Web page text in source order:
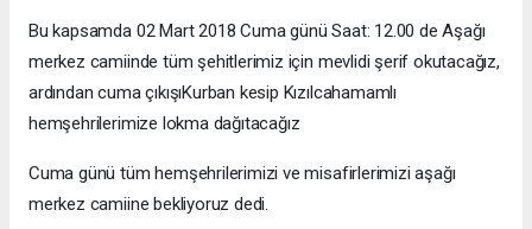
Bu kapsamda 02 Mart 2018 Cuma günü Saat: 12.00 de Aşağı
merkez camiinde tüm şehitlerimiz için mevlidi şerif okutacağız,
ardından cuma çıkışıKurban kesip Kızılcahamamlı
hemşehrilerimize lokma dağıtacağız
Cuma günü tüm hemşehrilerimizi ve misafirlerimizi aşağı
merkez camiine bekliyoruz dedi.